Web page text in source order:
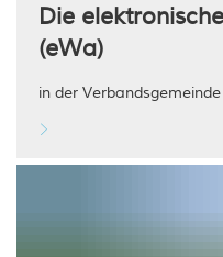
Die
(eWa)
in der